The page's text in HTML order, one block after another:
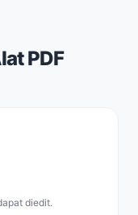
PDF
diedit.